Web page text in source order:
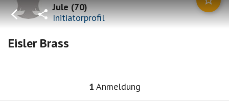
Jule(70)
Initiatorprofil
Eisler Brass
1 Anmeldung